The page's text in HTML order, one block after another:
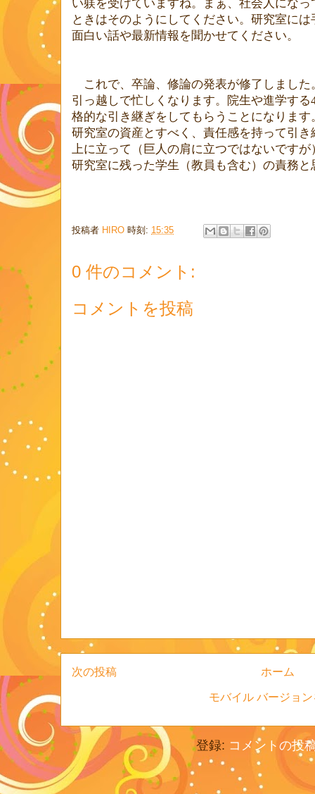
い躾を受けていますね。まぁ、社会人にな
ときはそのようにしてください。研究室には
面白い話や最新情報を聞かせてください。
これで、卒論、修論の発表が修了しました
引っ越しで忙しくなります。院生や進学する
格的な引き継ぎをしてもらうことになりま
研究室の資産とすべく、責任感を持って引
上に立って（巨人の肩に立つではないです
研究室に残った学生（教員も含む）の責務と
投稿者 HIRO 時刻: 15:35
0 件のコメント:
コメントを投稿
次の投稿 ホーム
モバイル バージョ
登録: コメントの投